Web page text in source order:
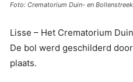
Foto: Crematorium Duin- en
Lisse – Het Crematorium
De bol werd geschilderd
plaats.